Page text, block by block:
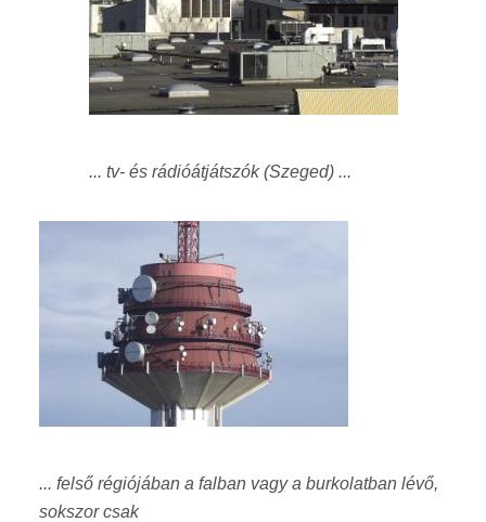
... tv- és rádióátjátszók (Szeged) ...
... felső régiójában a falban vagy a burkolatban lévő,
sokszor csak